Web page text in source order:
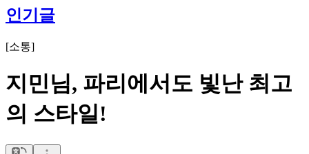
인기글
[소통]
지민님, 파리에서도 빛난 최고
의 스타일!